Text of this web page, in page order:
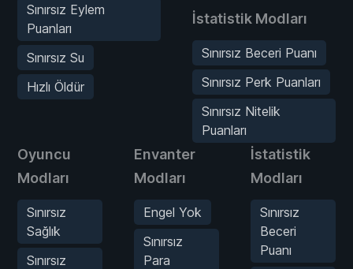
Sınırsız Eylem
Puanları
Sınırsız Su
Hızlı Öldür
İstatistik Modları
Sınırsız Beceri Puanı
Sınırsız Perk Puanları
Sınırsız Nitelik
Puanları
Oyuncu
Modları
Sınırsız
Sağlık
Sınırsız
Envanter
Modları
Engel Yok
Sınırsız
Para
İstatistik
Modları
Sınırsız
Beceri
Puanı